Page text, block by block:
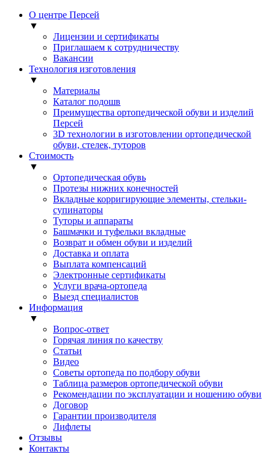
О центре Персей
▼
Лицензии и сертификаты
Приглашаем к сотрудничеству
Вакансии
Технология изготовления
▼
Материалы
Каталог подошв
Преимущества ортопедической обуви и изделий
Персей
3D технологии в изготовлении ортопедической
обуви, стелек, туторов
Стоимость
▼
Ортопедическая обувь
Протезы нижних конечностей
Вкладные корригирующие элементы, стельки-
супинаторы
Туторы и аппараты
Башмачки и туфельки вкладные
Возврат и обмен обуви и изделий
Доставка и оплата
Выплата компенсаций
Электронные сертификаты
Услуги врача-ортопеда
Выезд специалистов
Информация
▼
Вопрос-ответ
Горячая линия по качеству
Статьи
Видео
Советы ортопеда по подбору обуви
Таблица размеров ортопедической обуви
Рекомендации по эксплуатации и ношению обуви
Договор
Гарантии производителя
Лифлеты
Отзывы
Контакты